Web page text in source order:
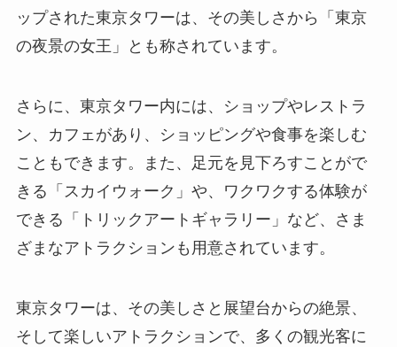
ップされた東京タワーは、その美しさから「東京
の夜景の女王」とも称されています。
さらに、東京タワー内には、ショップやレストラ
ン、カフェがあり、ショッピングや食事を楽しむ
こともできます。また、足元を見下ろすことがで
きる「スカイウォーク」や、ワクワクする体験が
できる「トリックアートギャラリー」など、さま
ざまなアトラクションも用意されています。
東京タワーは、その美しさと展望台からの絶景、
そして楽しいアトラクションで、多くの観光客に